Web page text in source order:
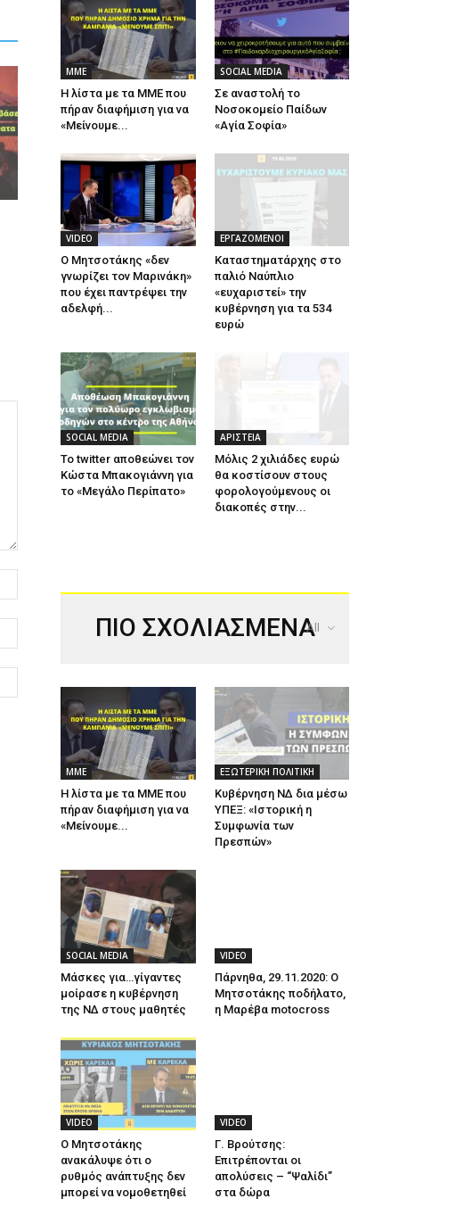
ΜΜΕ
Η λίστα με τα ΜΜΕ που
πήραν διαφήμιση για να
«Μείνουμε...
SOCIAL MEDIA
Σε αναστολή το
Νοσοκομείο Παίδων
«Αγία Σοφία»
VIDEO
Ο Μητσοτάκης «δεν
γνωρίζει τον Μαρινάκη»
που έχει παντρέψει την
αδελφή...
ΕΡΓΑΖΟΜΕΝΟΙ
Καταστηματάρχης στο
παλιό Ναύπλιο
«ευχαριστεί» την
κυβέρνηση για τα 534
ευρώ
SOCIAL MEDIA
Το twitter αποθεώνει τον
Κώστα Μπακογιάννη για
το «Μεγάλο Περίπατο»
ΑΡΙΣΤΕΙΑ
Μόλις 2 χιλιάδες ευρώ
θα κοστίσουν στους
φορολογούμενους οι
διακοπές στην...
ΠΙΟ ΣΧΟΛΙΑΣΜΕΝΑ
All
ΜΜΕ
Η λίστα με τα ΜΜΕ που
πήραν διαφήμιση για να
«Μείνουμε...
ΕΞΩΤΕΡΙΚΗ ΠΟΛΙΤΙΚΗ
Κυβέρνηση ΝΔ δια μέσω
ΥΠΕΞ: «Ιστορική η
Συμφωνία των
Πρεσπών»
SOCIAL MEDIA
Μάσκες για…γίγαντες
μοίρασε η κυβέρνηση
της ΝΔ στους μαθητές
VIDEO
Πάρνηθα, 29.11.2020: Ο
Μητσοτάκης ποδήλατο,
η Μαρέβα motocross
VIDEO
Ο Μητσοτάκης
ανακάλυψε ότι ο
ρυθμός ανάπτυξης δεν
μπορεί να νομοθετηθεί
VIDEO
Γ. Βρούτσης:
Επιτρέπονται οι
απολύσεις – “Ψαλίδι”
στα δώρα